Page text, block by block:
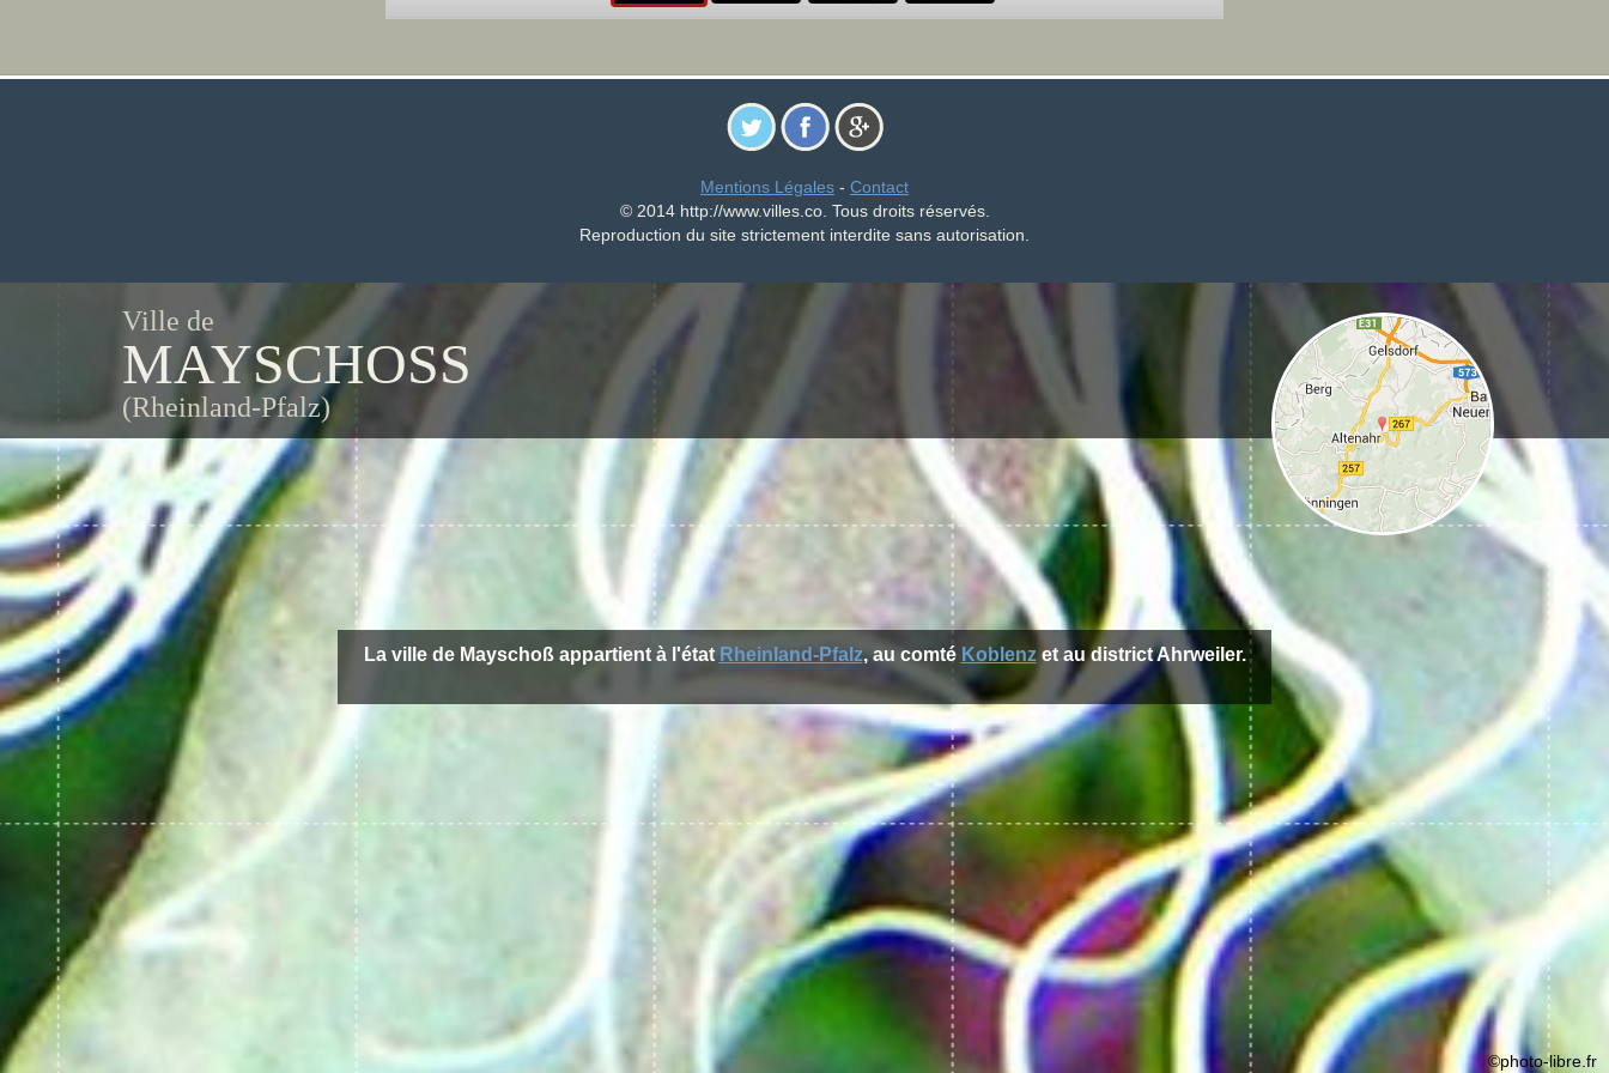
Mentions Légales - Contact
© 2014 http://www.villes.co. Tous droits réservés.
Reproduction du site strictement interdite sans autorisation.
Ville de
MAYSCHOSS
(Rheinland-Pfalz)
La ville de Mayschoß appartient à l'état Rheinland-Pfalz, au comté Koblenzet au district Ahrweiler.
©photo-libre.fr